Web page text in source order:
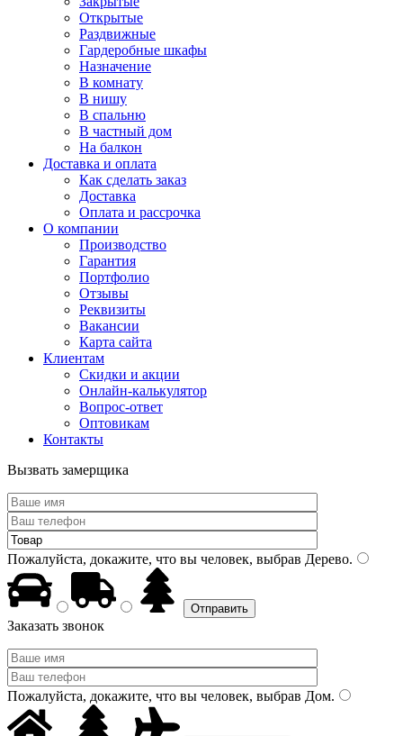
Открытые
Раздвижные
Гардеробные шкафы
Назначение
В комнату
В нишу
В спальню
В частный дом
На балкон
Доставка и оплата
Как сделать заказ
Доставка
Оплата и рассрочка
О компании
Производство
Гарантия
Портфолио
Отзывы
Реквизиты
Вакансии
Карта сайта
Клиентам
Скидки и акции
Онлайн-калькулятор
Вопрос-ответ
Оптовикам
Контакты
Вызвать замерщика
Пожалуйста, докажите, что вы человек, выбрав Дерево.
Заказать звонок
Пожалуйста, докажите, что вы человек, выбрав Дом.